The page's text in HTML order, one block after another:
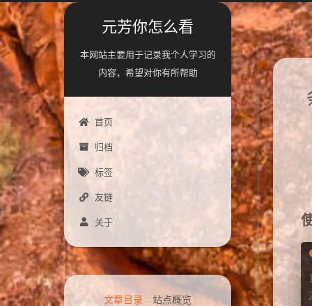
元芳你怎么看
本网站主要用于记录我个人学习的
内容，希望对你有所帮助
首页
归档
标签
友链
关于
文章目录 站点概览